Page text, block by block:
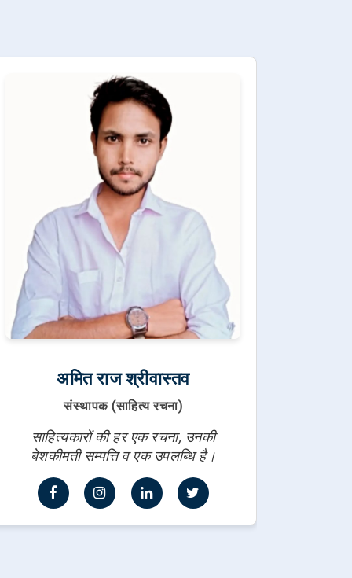
अमित राज श्रीवास्तव
संस्थापक (साहित्य रचना)
साहित्यकारों की हर एक रचना, उनकी
बेशकीमती सम्पत्ति व एक उपलब्धि है।